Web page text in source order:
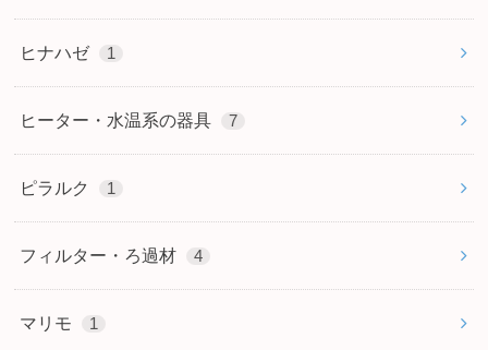
ヒナハゼ 1
ヒーター・水温系の器具 7
ピラルク 1
フィルター・ろ過材 4
マリモ 1